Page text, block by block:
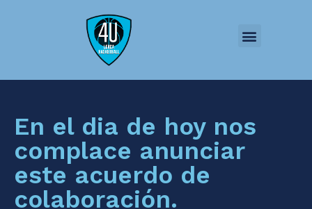
En el dia de hoy nos
complace anunciar
este acuerdo de
colaboración.